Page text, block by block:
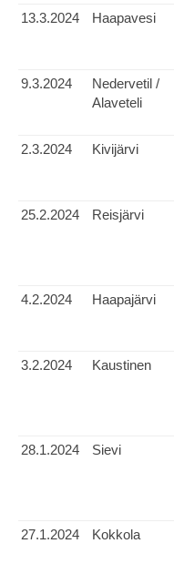
13.3.2024 Haapavesi
9.3.2024
Nedervetil /
Alaveteli
2.3.2024
Kivijärvi
25.2.2024
Reisjärvi
4.2.2024
Haapajärvi
3.2.2024
Kaustinen
28.1.2024
Sievi
27.1.2024
Kokkola